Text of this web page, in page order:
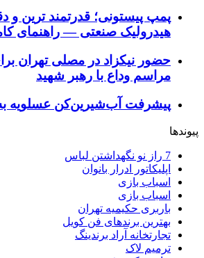
پمپ پیستونی؛ قدرتمند ترین و
هیدرولیک صنعتی — راهنمای
حضور نیکزاد در مصلی تهران
مراسم وداع با رهبر شهید
پیشرفت آب‌شیرین‌کن عسلویه به ۶۰ درصد
پیوندها
7 راز نو نگهداشتن لباس
اپلیکاتور ادرار بانوان
اسباب بازی
اسباب بازی
باربری حکیمیه تهران
بهترین برندهای فن کویل
تجارتخانه آراد برندینگ
ترمیم لاک